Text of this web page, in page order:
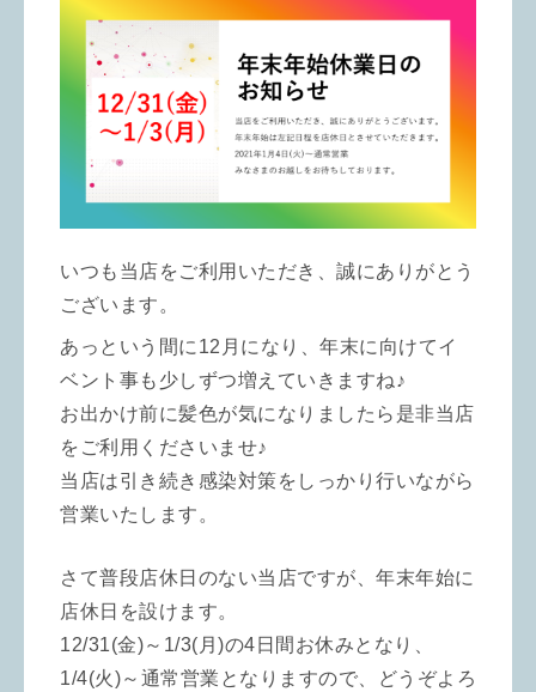
いつも当店をご利用いただき、誠にありがとう
ございます。
あっという間に12月になり、年末に向けてイ
ベント事も少しずつ増えていきますね♪
お出かけ前に髪色が気になりましたら是非当店
をご利用くださいませ♪
当店は引き続き感染対策をしっかり行いながら
営業いたします。
さて普段店休日のない当店ですが、年末年始に
店休日を設けます。
12/31(金)～1/3(月)の4日間お休みとなり、
1/4(火)～通常営業となりますので、どうぞよろ